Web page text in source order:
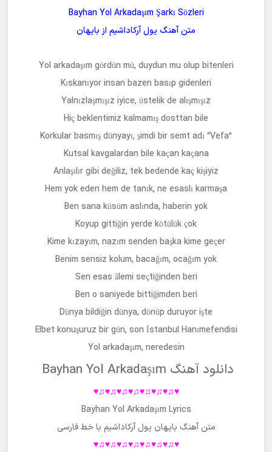
Bayhan Yol Arkadaşım Şarkı Sözleri
متن آهنگ یول آرکاداشیم از بایهان
Yol arkadaşım gördün mü, duydun mu olup bitenleri
Kıskanıyor insan bazen basıp gidenleri
Yalnızlaşmışız iyice, üstelik de alışmışız
Hiç beklentimiz kalmamış dosttan bile
Korkular basmış dünyayı, şimdi bir semt adı “Vefa”
Kutsal kavgalardan bile kaçan kaçana
Anlaşılır gibi değiliz, tek bedende kaç kişiyiz
Hem yok eden hem de tanık, ne esaslı karmaşa
Ben sana küsüm aslında, haberin yok
Koyup gittiğin yerde kötülük çok
Kime kızayım, nazım senden başka kime geçer
Benim sensiz kolum, bacağım, ocağım yok
Sen esas âlemi seçtiğinden beri
Ben o saniyede bittiğimden beri
Dünya bildiğin dünya, dönüp duruyor işte
Elbet konuşuruz bir gün, son İstanbul Hanımefendisi
Yol arkadaşım, neredesin
Bayhan Yol Arkadaşım دانلود آهنگ
♥♫♥♫♥♫♥♫♥♫♥♫♥♫♥
Bayhan Yol Arkadaşım Lyrics
متن آهنگ بایهان یول آرکاداشیم با خط فارسی
♥♫♥♫♥♫♥♫♥♫♥♫♥♫♥